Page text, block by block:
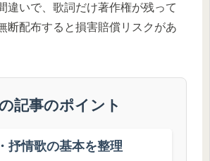
違いで、歌詞だけ著作権が残って
断配布すると損害賠償リスクがあ
記事のポイント
抒情歌の基本を整理